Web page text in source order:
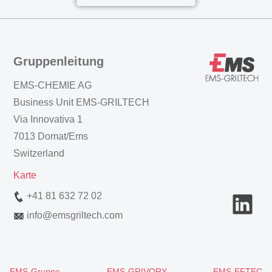
Gruppenleitung
EMS-CHEMIE AG
Business Unit EMS-GRILTECH
Via Innovativa 1
7013 Domat/Ems
Switzerland
Karte
+41 81 632 72 02
info@emsgriltech.com